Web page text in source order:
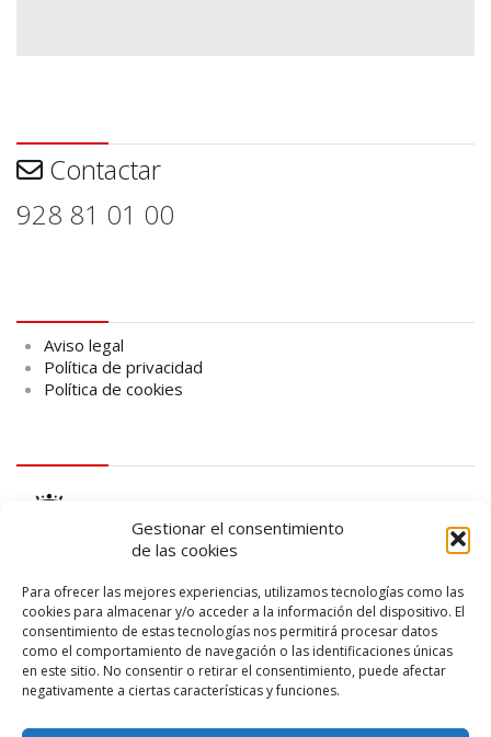
Gestionar el consentimiento
de las cookies
Para ofrecer las mejores experiencias, utilizamos tecnologías como las
cookies para almacenar y/o acceder a la información del dispositivo. El
consentimiento de estas tecnologías nos permitirá procesar datos
como el comportamiento de navegación o las identificaciones únicas
en este sitio. No consentir o retirar el consentimiento, puede afectar
negativamente a ciertas características y funciones.
Contactar
928 81 01 00
Aviso legal
Política de privacidad
Política de cookies
logo SID